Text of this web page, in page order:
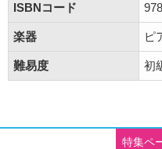
ISBNコード
楽器 ピ
難易度 初
特集ペ